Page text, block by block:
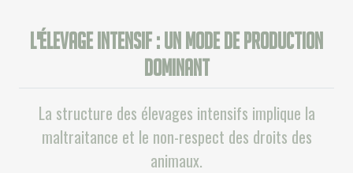
L'élevage intensif : un mode de production
dominant
La structure des élevages intensifs implique la
maltraitance et le non-respect des droits des
animaux.